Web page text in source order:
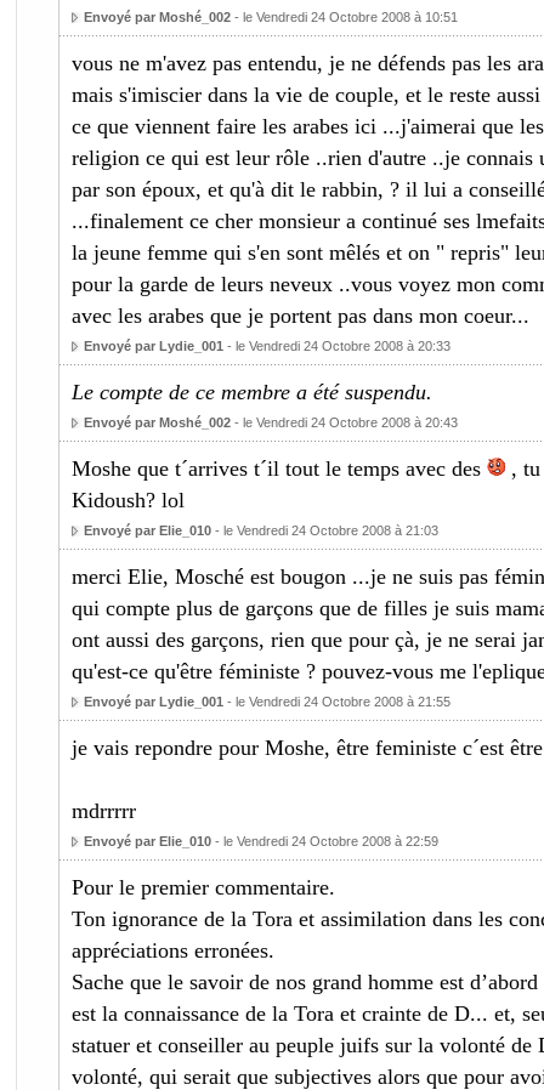
Envoyé par Moshé_002- le Vendredi 24 Octobre 2008 à 10:51
vous ne m'avez pas entendu, je ne défends pas les
mais s'imiscier dans la vie de couple, et le reste
ce que viennent faire les arabes ici ...j'aimerai que
religion ce qui est leur rôle ..rien d'autre ..je connais
par son époux, et qu'à dit le rabbin, ? il lui a
...finalement ce cher monsieur a continué ses
la jeune femme qui s'en sont mêlés et on " repris"
pour la garde de leurs neveux ..vous voyez mon
avec les arabes que je portent pas dans mon coeur...
Envoyé par Lydie_001 - le Vendredi 24 Octobre 2008 à 20:33
Le compte de ce membre a été suspendu.
Envoyé par Moshé_002- le Vendredi 24 Octobre 2008 à 20:43
Moshe que t´arrives t´il tout le temps avec des
, tu
Kidoush? lol
Envoyé par Elie_010- le Vendredi 24 Octobre 2008 à 21:03
merci Elie, Mosché est bougon ...je ne suis pas
qui compte plus de garçons que de filles je suis
ont aussi des garçons, rien que pour çà, je ne serai
qu'est-ce qu'être féministe ? pouvez-vous me
Envoyé par Lydie_001 - le Vendredi 24 Octobre 2008 à 21:55
je vais repondre pour Moshe, être feministe c´est
mdrrrrr
Envoyé par Elie_010- le Vendredi 24 Octobre 2008 à 22:59
Pour le premier commentaire.
Ton ignorance de la Tora et assimilation dans les
appréciations erronées.
Sache que le savoir de nos grand homme est
est la connaissance de la Tora et crainte de D... et,
statuer et conseiller au peuple juifs sur la volonté de
volonté, qui serait que subjectives alors que pour